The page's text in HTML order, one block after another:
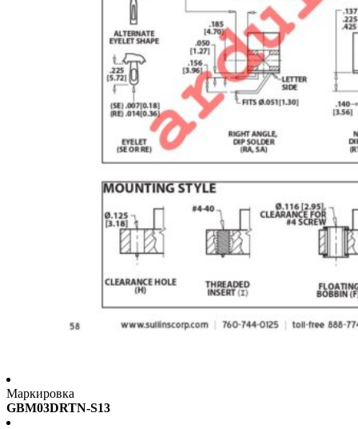
Маркировка
GBM03DRTN-S13